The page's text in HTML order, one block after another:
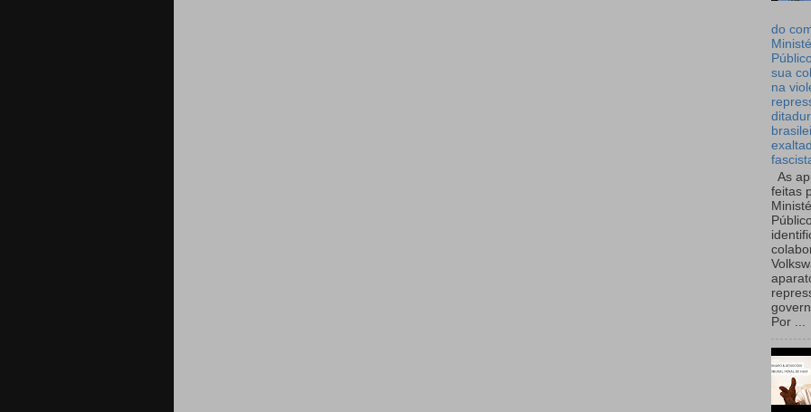
do
sua
na
As
feitas
Por ...